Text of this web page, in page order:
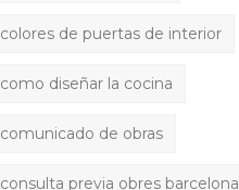
colores de puertas de interior
como diseñar la cocina
comunicado de obras
consulta previa obres barcelona